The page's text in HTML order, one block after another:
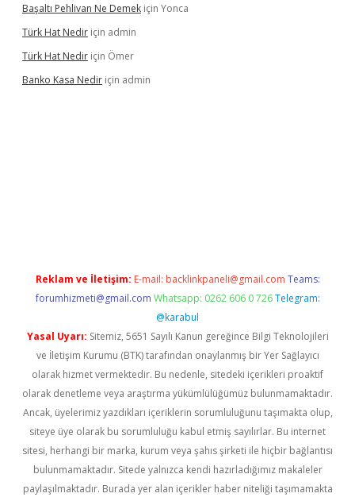
Başaltı Pehlivan Ne Demek için Yonca
Türk Hat Nedir için admin
Türk Hat Nedir için Ömer
Banko Kasa Nedir için admin
Reklam ve İletişim: E-mail: backlinkpaneli@gmail.com Teams:
forumhizmeti@gmail.com Whatsapp: 0262 606 0 726 Telegram:
@karabul
Yasal Uyarı: Sitemiz, 5651 Sayılı Kanun gereğince Bilgi Teknolojileri
ve İletişim Kurumu (BTK) tarafından onaylanmış bir Yer Sağlayıcı
olarak hizmet vermektedir. Bu nedenle, sitedeki içerikleri proaktif
olarak denetleme veya araştırma yükümlülüğümüz bulunmamaktadır.
Ancak, üyelerimiz yazdıkları içeriklerin sorumluluğunu taşımakta olup,
siteye üye olarak bu sorumluluğu kabul etmiş sayılırlar. Bu internet
sitesi, herhangi bir marka, kurum veya şahıs şirketi ile hiçbir bağlantısı
bulunmamaktadır. Sitede yalnızca kendi hazırladığımız makaleler
paylaşılmaktadır. Burada yer alan içerikler haber niteliği taşımamakta